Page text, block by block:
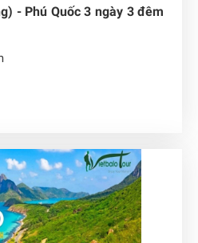
- Phú Quốc 3 ngày 3 đêm